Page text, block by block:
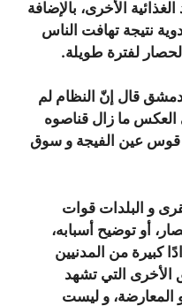
الأخرى، بالإضافة
نتيجة تهافت الناس
لفترة طويلة.
قال إنّ النظام لم
العكس ما زال قناصوه
قوس عين الفيجة و سوق
و البلدات قوات
أو توضيح أسبابه،
كبيرة من المدنيين
التي تشهد
المعارضة، و ليست